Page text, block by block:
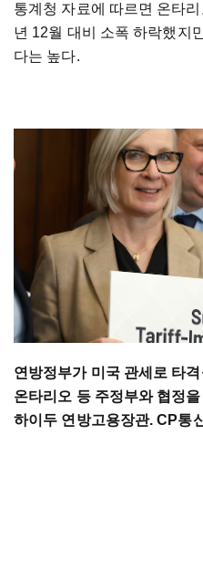
통계청 자료에 따르면 온타
년 12월 대비 소폭 하락했지
다는 높다.
연방정부가 미국 관세로 타
온타리오 등 주정부와 협정
하이두 연방고용장관. CP통